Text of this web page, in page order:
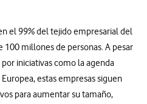
el 99% del tejido empresarial del
millones de personas. A pesar
iniciativas como la agenda
estas empresas siguen
para aumentar su tamaño,